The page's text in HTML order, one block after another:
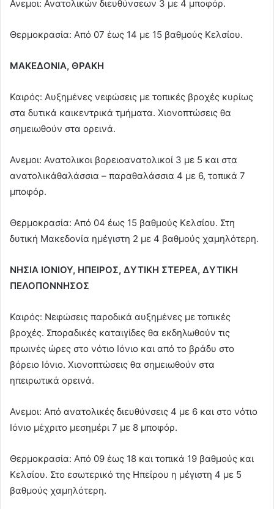
Ανεμοι: Ανατολικών διευθύνσεων 3 με 4 μποφόρ.
Θερμοκρασία: Από 07 έως 14 με 15 βαθμούς Κελσίου.
ΜΑΚΕΔΟΝΙΑ, ΘΡΑΚΗ
Καιρός: Αυξημένες νεφώσεις με τοπικές βροχές κυρίως
στα δυτικά καικεντρικά τμήματα. Χιονοπτώσεις θα
σημειωθούν στα ορεινά.
Ανεμοι: Ανατολικοι βορειοανατολικοί 3 με 5 και στα
ανατολικάθαλάσσια – παραθαλάσσια 4 με 6, τοπικά 7
μποφόρ.
Θερμοκρασία: Από 04 έως 15 βαθμούς Κελσίου. Στη
δυτική Μακεδονία ημέγιστη 2 με 4 βαθμούς χαμηλότερη.
ΝΗΣΙΑ ΙΟΝΙΟΥ, ΗΠΕΙΡΟΣ, ΔΥΤΙΚΗ ΣΤΕΡΕΑ, ΔΥΤΙΚΗ
ΠΕΛΟΠΟΝΝΗΣΟΣ
Καιρός: Νεφώσεις παροδικά αυξημένες με τοπικές
βροχές. Σποραδικές καταιγίδες θα εκδηλωθούν τις
πρωινές ώρες στο νότιο Ιόνιο και από το βράδυ στο
βόρειο Ιόνιο. Χιονοπτώσεις θα σημειωθούν στα
ηπειρωτικά ορεινά.
Ανεμοι: Από ανατολικές διευθύνσεις 4 με 6 και στο νότιο
Ιόνιο μέχριτο μεσημέρι 7 με 8 μποφόρ.
Θερμοκρασία: Από 09 έως 18 και τοπικά 19 βαθμούς και
Κελσίου. Στο εσωτερικό της Ηπείρου η μέγιστη 4 με 5
βαθμούς χαμηλότερη.